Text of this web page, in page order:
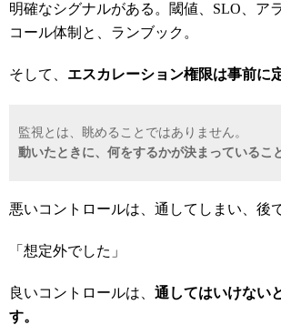
明確なシグナルがある。閾値、SLO、ア
コール体制と、ランブック。
そして、 エスカレーション権限は事前に
監視とは、眺めることではありません。
動いたときに、何をするかが決まっているこ
悪いコントロールは、通してしまい、後
「想定外でした」
良いコントロールは、 通してはいけない
す。